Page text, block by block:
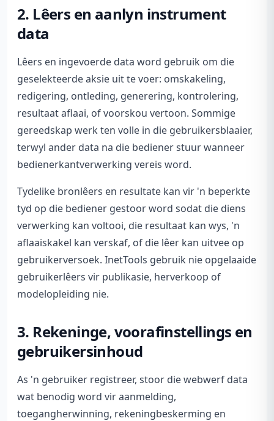
2. Lêers en aanlyn instrument
data
Lêers en ingevoerde data word gebruik om die
geselekteerde aksie uit te voer: omskakeling,
redigering, ontleding, generering, kontrolering,
resultaat aflaai, of voorskou vertoon. Sommige
gereedskap werk ten volle in die gebruikersblaaier,
terwyl ander data na die bediener stuur wanneer
bedienerkantverwerking vereis word.
Tydelike bronlêers en resultate kan vir 'n beperkte
tyd op die bediener gestoor word sodat die diens
verwerking kan voltooi, die resultaat kan wys, 'n
aflaaiskakel kan verskaf, of die lêer kan uitvee op
gebruikerversoek. InetTools gebruik nie opgelaaide
gebruikerlêers vir publikasie, herverkoop of
modelopleiding nie.
3. Rekeninge, voorafinstellings en
gebruikersinhoud
As 'n gebruiker registreer, stoor die webwerf data
wat benodig word vir aanmelding,
toegangherwinning, rekeningbeskerming en